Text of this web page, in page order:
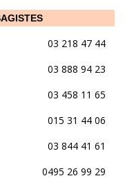
03 218 47 44
03 888 94 23
03 458 11 65
015 31 44 06
03 844 41 61
0495 26 99 29